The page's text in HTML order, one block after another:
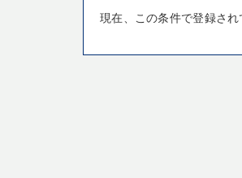
現在、この条件で登録され